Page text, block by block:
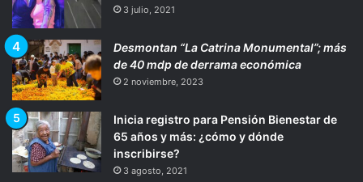
3 julio, 2021
Desmontan “La Catrina Monumental”; más
de 40 mdp de derrama económica
2 noviembre, 2023
Inicia registro para Pensión Bienestar de
65 años y más: ¿cómo y dónde
inscribirse?
3 agosto, 2021